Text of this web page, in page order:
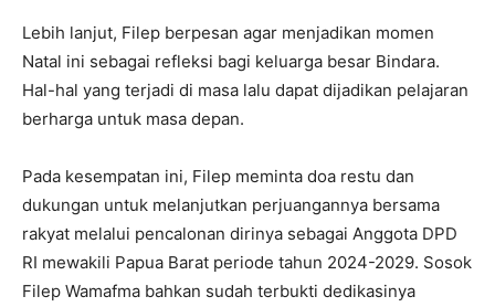
Lebih lanjut, Filep berpesan agar menjadikan momen
Natal ini sebagai refleksi bagi keluarga besar Bindara.
Hal-hal yang terjadi di masa lalu dapat dijadikan pelajaran
berharga untuk masa depan.
Pada kesempatan ini, Filep meminta doa restu dan
dukungan untuk melanjutkan perjuangannya bersama
rakyat melalui pencalonan dirinya sebagai Anggota DPD
RI mewakili Papua Barat periode tahun 2024-2029. Sosok
Filep Wamafma bahkan sudah terbukti dedikasinya